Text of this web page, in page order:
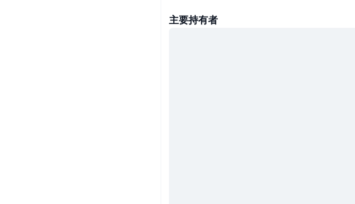
主要持有者